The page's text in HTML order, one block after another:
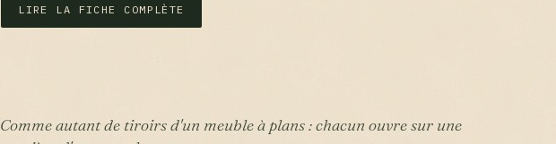
LIRE LA FICHE COMPLÈTE
Comme autant de tiroirs d'un meuble à plans : chacun ouvre sur une